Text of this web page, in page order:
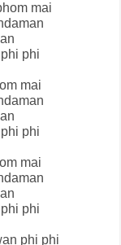
mai
phi
mai
phi
mai
phi
phi phi